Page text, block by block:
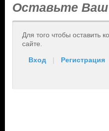
Оставьте
Для того чтобы оставить
сайте.
Вход | Регистрация